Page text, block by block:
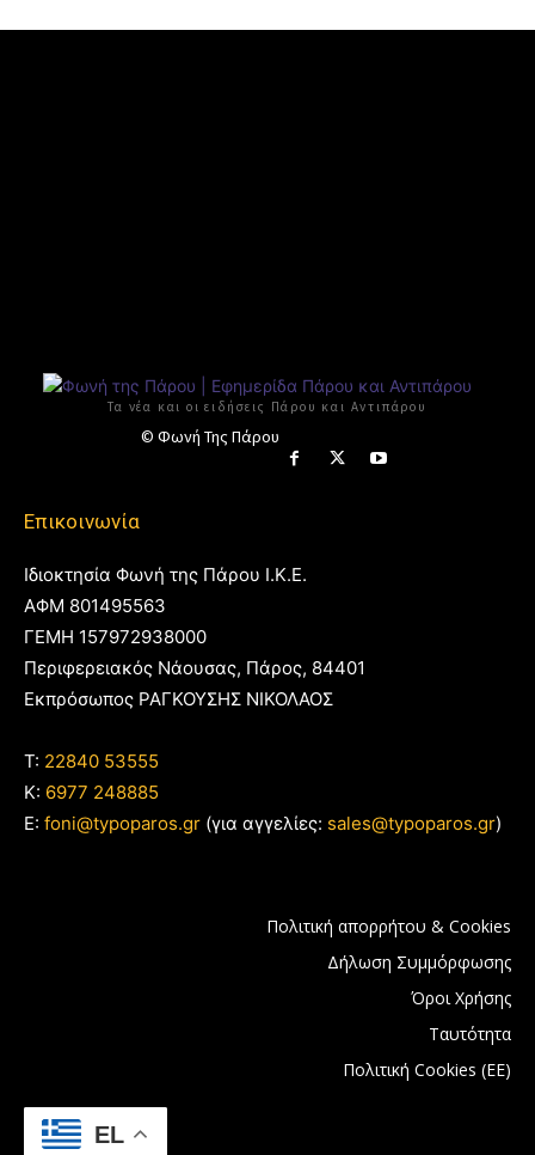
Τα νέα και οι ειδήσεις Πάρου και Αντιπάρου
© Φωνή Της Πάρου
Επικοινωνία
Ιδιοκτησία Φωνή της Πάρου Ι.Κ.Ε.
ΑΦΜ 801495563
ΓΕΜΗ 157972938000
Περιφερειακός Νάουσας, Πάρος, 84401
Εκπρόσωπος ΡΑΓΚΟΥΣΗΣ ΝΙΚΟΛΑΟΣ
T: 22840 53555
Κ: 6977 248885
E: foni@typoparos.gr (για αγγελίες: sales@typoparos.gr)
Πολιτική απορρήτου & Cookies
Δήλωση Συμμόρφωσης
Όροι Χρήσης
Ταυτότητα
Πολιτική Cookies (ΕΕ)
EL